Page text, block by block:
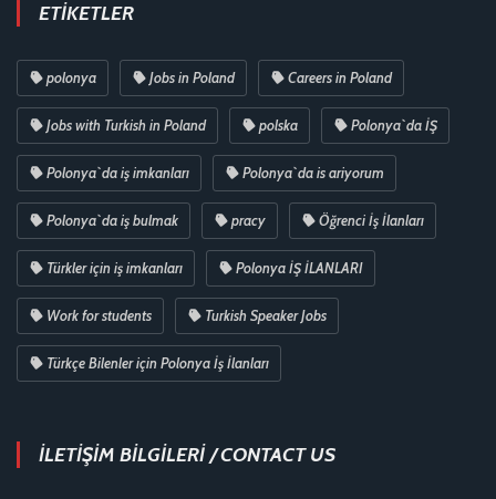
ETIKETLER
polonya Jobs in Poland Careers in Poland
Jobs with Turkish in Poland polska Polonya`da İŞ
Polonya`da iş imkanları Polonya`da is ariyorum
Polonya`da iş bulmak pracy Öğrenci İş İlanları
Türkler için iş imkanları Polonya İŞ İLANLARI
Work for students Turkish Speaker Jobs
Türkçe Bilenler için Polonya İş İlanları
İLETİŞİM BİLGİLERİ / CONTACT US